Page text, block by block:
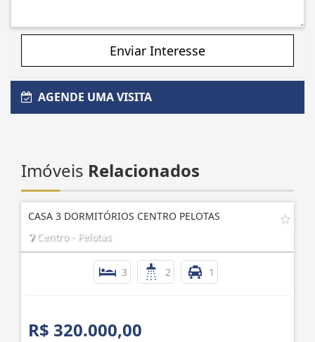
Enviar Interesse
AGENDE UMA VISITA
Imóveis Relacionados
CASA 3 DORMITÓRIOS CENTRO PELOTAS
Centro - Pelotas
3 2 1
R$ 320.000,00